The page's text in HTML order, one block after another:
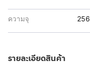
ความจุ
รายละเอียดสินค้า